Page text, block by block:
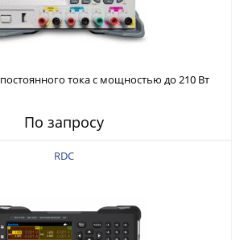
тока с мощностью до 210 Вт
По запросу
RDC